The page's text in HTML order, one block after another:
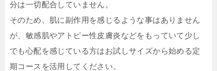
分は一切配合していません。
そのため、肌に副作用を感じるような事はありません
が、敏感肌やアトピー性皮膚炎などをもっていて少し
でも心配を感じている方はお試しサイズから始める定
期コースを活用してください。